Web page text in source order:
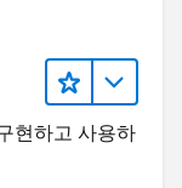
NOW()
현하고 사용하